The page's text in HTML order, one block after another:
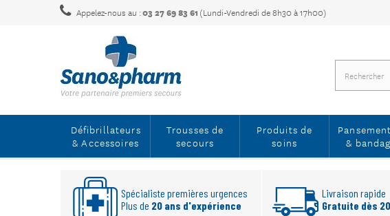
Appelez-nous au :03 27 69 83 61 (Lundi-Vendredi de 8h30 à 17h00)
Défibrillateurs
& Accessoires
Trousses de
secours
Produits de
soins
&
Spécialiste premières urgences
Plus de 20 ans d'expérience
Livraison rapide
Gratuite dès